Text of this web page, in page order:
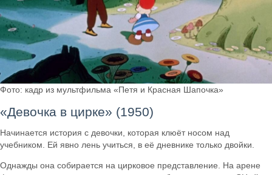
Фото: кадр из мультфильма «Петя и Красная Шапочка»
«Девочка в цирке» (1950)
Начинается история с девочки, которая клюёт носом над
учебником. Ей явно лень учиться, в её дневнике только двойки.
Однажды она собирается на цирковое представление. На арене